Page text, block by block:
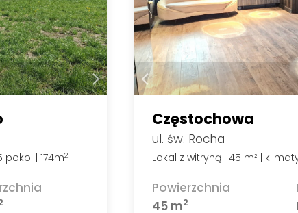
| 174m2
Częstochowa
ul. św. Rocha
Lokal z witryną | 45 m² |
Powierzchnia
45 m2